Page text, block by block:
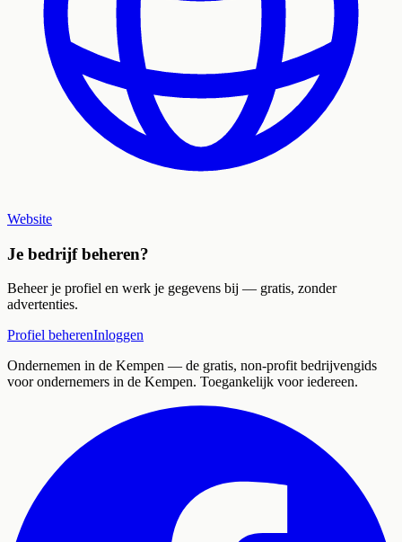
Website
Je bedrijf beheren?
Beheer je profiel en werk je gegevens bij — gratis, zonder
advertenties.
Profiel beherenInloggen
Ondernemen in de Kempen — de gratis, non-profit bedrijvengids
voor ondernemers in de Kempen. Toegankelijk voor iedereen.